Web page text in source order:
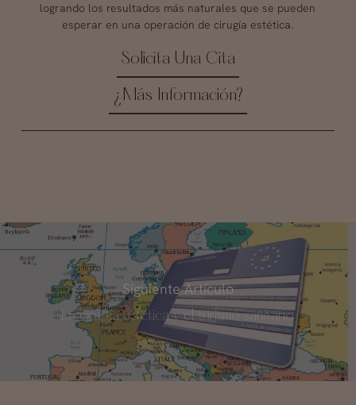
logrando los resultados más naturales que se pueden
esperar en una operación de cirugía estética.
Solicita Una Cita
¿Más Información?
Siguiente Artículo
La cirugía estética y el turismo sanitario